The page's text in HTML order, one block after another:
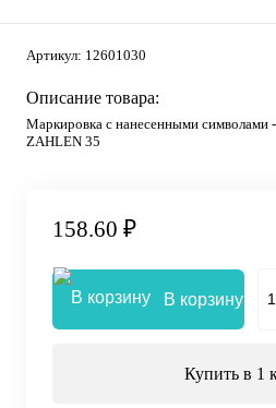
Артикул: 12601030
Описание товара:
Маркировка с нанесенными
ZAHLEN 35
158.60 ₽
В корзину
Купить в 1